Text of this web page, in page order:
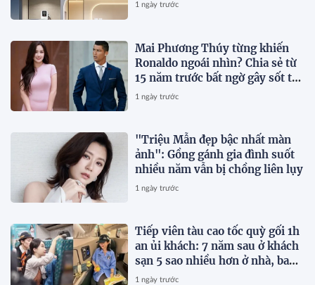
1 ngày trước
Mai Phương Thúy từng khiến
Ronaldo ngoái nhìn? Chia sẻ từ
15 năm trước bất ngờ gây sốt trở
lại
1 ngày trước
"Triệu Mẫn đẹp bậc nhất màn
ảnh": Gồng gánh gia đình suốt
nhiều năm vẫn bị chồng liên lụy
1 ngày trước
Tiếp viên tàu cao tốc quỳ gối 1h
an ủi khách: 7 năm sau ở khách
sạn 5 sao nhiều hơn ở nhà, bay
hạng thương gia
1 ngày trước